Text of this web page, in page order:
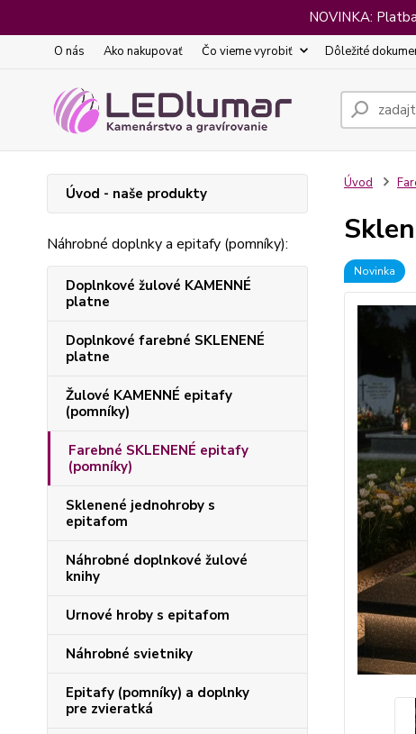
NOVINKA:
O nás Ako nakupovať Čo vieme vyrobiť Dôležité
Úvod - naše produkty
Náhrobné doplnky a epitafy (pomníky):
Doplnkové žulové KAMENNÉ
platne
Doplnkové farebné SKLENENÉ
platne
Žulové KAMENNÉ epitafy
(pomníky)
Farebné SKLENENÉ epitafy
(pomníky)
Sklenené jednohroby s
epitafom
Náhrobné doplnkové žulové
knihy
Urnové hroby s epitafom
Náhrobné svietniky
Epitafy (pomníky) a doplnky
pre zvieratká
Úvod
Novinka